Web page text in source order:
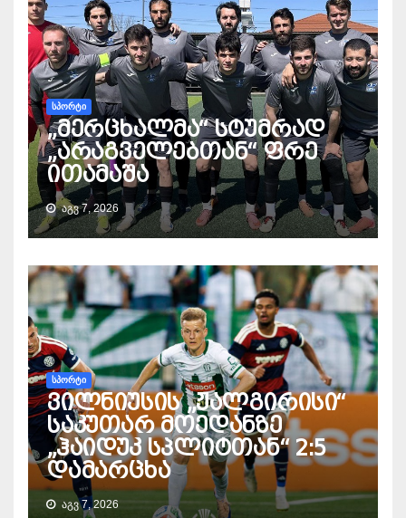
ᲡᲞᲝᲠᲢᲘ
„მერცხალმა“ სტუმრად
„არაგველებთან“ ფრე
ითამაშა
ᲐᲒᲕ 7, 2026
ᲡᲞᲝᲠᲢᲘ
ვილნიუსის „ჟალგირისი“
საკუთარ მოედანზე
„ჰაიდუკ სპლიტთან“ 2:5
დამარცხა
ᲐᲒᲕ 7, 2026